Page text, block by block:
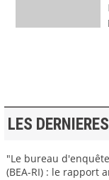
LES
"Le bureau
(BEA-RI) : le rapport